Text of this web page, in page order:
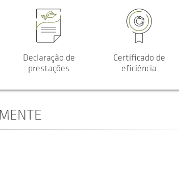
Declaração de
prestações
Certificado de
eficiência